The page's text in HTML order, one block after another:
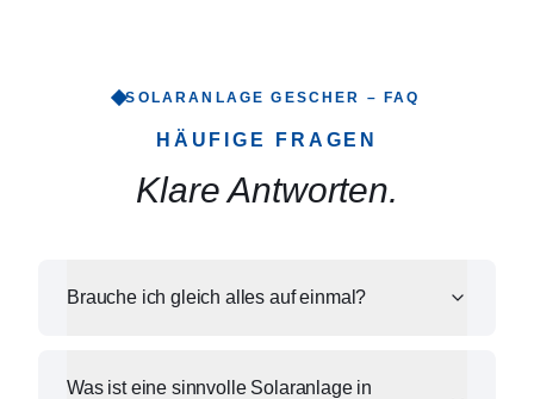
SOLARANLAGE GESCHER – FAQ
HÄUFIGE FRAGEN
Klare Antworten.
Brauche ich gleich alles auf einmal?
Was ist eine sinnvolle Solaranlage in